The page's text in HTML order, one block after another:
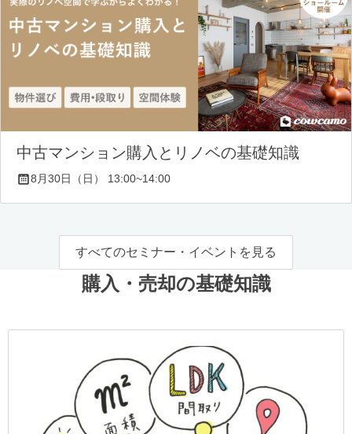
中古マンション購入とリノベの基礎知識
8月30日（日） 13:00~14:00
すべてのセミナー・イベントを見る
購入・売却の基礎知識